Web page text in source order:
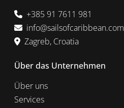
+385 91 7611 981
info@sailsofcaribbean.com
Zagreb, Croatia
Über das Unternehmen
Über uns
Services